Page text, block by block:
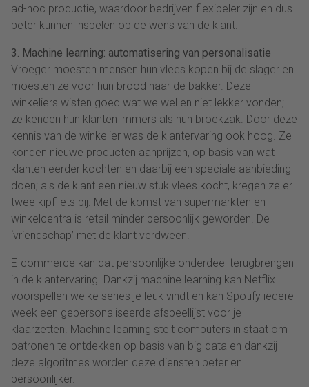
ad-hoc productie, waardoor bedrijven flexibeler zijn en dus
beter kunnen inspelen op de wens van de klant.
3. Machine learning: automatisering van personalisatie
Vroeger moesten mensen hun vlees kopen bij de slager en
moesten ze voor hun brood naar de bakker. Deze
winkeliers wisten goed wat we wel en niet lekker vonden;
ze kenden hun klanten immers als hun broekzak. Door deze
kennis van de winkelier was de klantervaring ook hoog. Ze
konden nieuwe producten aanprijzen, op basis van wat
klanten eerder kochten en daarbij een speciale aanbieding
doen; als de klant een nieuw stuk vlees kocht, kregen ze er
twee kipfilets bij. Met de komst van supermarkten en
winkelcentra is retail minder persoonlijk geworden. De
‘vriendschap’ met de klant verdween.
E-commerce kan dat persoonlijke onderdeel terugbrengen
in de klantervaring. Dankzij machine learning kan Netflix
voorspellen welke series je leuk vindt en kan Spotify iedere
week een gepersonaliseerde afspeellijst voor je
klaarzetten. Machine learning stelt computers in staat om
patronen te ontdekken op basis van big data en dankzij
deze algoritmes worden deze diensten beter en
persoonlijker.